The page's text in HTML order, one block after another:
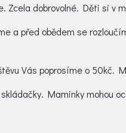
Zcela dobrovolné. Děti si
a před obědem se
Vás poprosíme o 50kč.
Maminky mohou